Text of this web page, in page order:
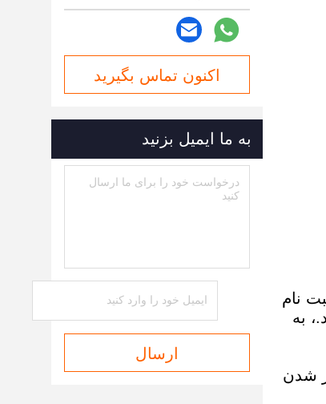
نام
به
شدن
اکنون تماس بگیرید
به ما ایمیل بزنید
ارسال